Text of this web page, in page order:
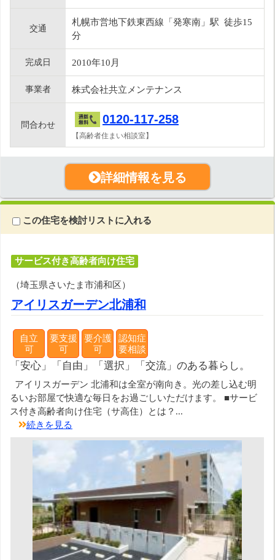
交通
札幌市営地下鉄東西線「発寒南」駅 徒歩15
分
完成日 2010年10月
事業者 株式会社共立メンテナンス
問合わせ 0120-117-258
【高齢者住まい相談室】
詳細情報を見る
この住宅を検討リストに入れる
サービス付き高齢者向け住宅
（埼玉県さいたま市浦和区）
アイリスガーデン北浦和
自立
可
要支援
可
要介護
可
認知症
要相談
「安心」「自由」「選択」「交流」のある暮らし。
アイリスガーデン 北浦和は全室が南向き。光の差し込む明
るいお部屋で快適な毎日をお過ごしいただけます。 ■サービ
ス付き高齢者向け住宅（サ高住）とは？...
続きを見る